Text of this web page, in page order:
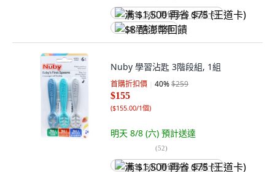
满 $1,500 再省 $75 (王道卡)
$8 酷澎幣回饋
Nuby 學習沾匙 3階段組, 1組
首購折扣價 40%$259
$155
($155.00/1個)
明天 8/8 (六) 預計送達
(52)
满 $1,500 再省 $75 (王道卡)